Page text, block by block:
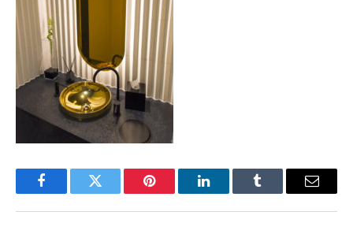
FacebookTwitter Pinterest LinkedInTumblr Email